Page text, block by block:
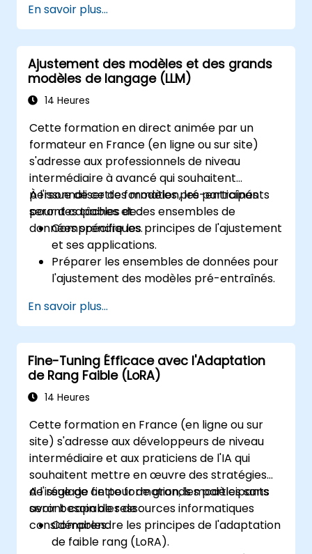
finance.
Appliquer des techniques de détection
des fraudes, d'évaluation des risques et de
génération de conseils financiers.
Assurer la conformité avec les
réglementations financières telles que
Mettre en œuvre la sécurité des données
et les pratiques éthiques de l'IA dans les
applications financières.
En savoir plus...
Ajustement des modèles et des grands
modèles de langage (LLM)
14 Heures
Cette formation en direct animée par un
formateur en France (en ligne ou sur site)
s'adresse aux professionnels de niveau
intermédiaire à avancé qui souhaitent
personnaliser des modèles pré-entraînés
pour des tâches et des ensembles de
données spécifiques.
À l'issue de cette formation, les participants
seront capables de :
Comprendre les principes de l'ajustement
et ses applications.
Préparer les ensembles de données pour
l'ajustement des modèles pré-entraînés.
(LLM) pour des tâches de TALN
(Traitement Automatique du Langage
Naturel).
Optimiser la performance des modèles
et résoudre les problèmes courants.
En savoir plus...
Fine-Tuning Éfficace avec l'Adaptation
de Rang Faible (LoRA)
14 Heures
Cette formation en France (en ligne ou sur
site) s'adresse aux développeurs de niveau
intermédiaire et aux praticiens de l'IA qui
souhaitent mettre en œuvre des stratégies
de réglage fin pour de grands modèles sans
avoir besoin de ressources informatiques
considérables.
A l'issue de cette formation, les participants
seront capables de :
Comprendre les principes de l'adaptation
de faible rang (LoRA).